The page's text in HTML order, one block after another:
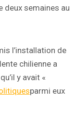
deux semaines au
l’installation de
chilienne a
y avait «
parmi eux